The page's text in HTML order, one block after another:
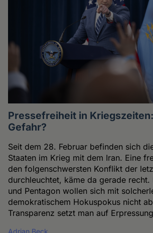
Pressefreiheit in
Gefahr?
Seit dem 28. Februar befinden sich
Staaten im Krieg mit dem Iran. Eine
den folgenschwersten Konflikt der
durchleuchtet, käme da gerade recht.
und Pentagon wollen sich mit
demokratischem Hokuspokus nicht
Transparenz setzt man auf